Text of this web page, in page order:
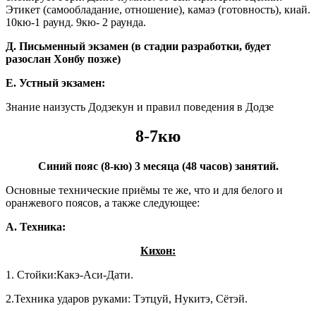
Этикет (самообладание, отношение), камаэ (готовность), киай.
10кю-1 раунд. 9кю- 2 раунда.
Д. Письменный экзамен (в стадии разработки, будет
разослан Хонбу позже)
Е. Устный экзамен:
Знание наизусть Додзекун и правил поведения в Додзе
8-7кю
Синий пояс (8-кю) 3 месяца (48 часов) занятий.
Основные технические приёмы те же, что и для белого и
оранжевого поясов, а также следующее:
А. Техника:
Кихон:
1. Стойки:Какэ-Аси-Дати.
2.Техника ударов руками: Тэтцуй, Нукитэ, Сётэй.